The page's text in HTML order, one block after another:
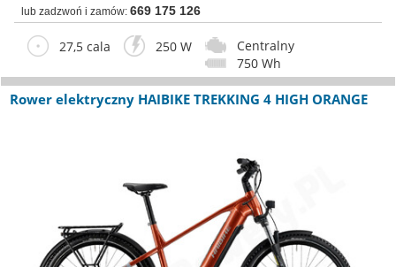
lub zadzwoń i zamów: 669 175 126
27,5 cala 250 W
Centralny
750 Wh
Rower elektryczny HAIBIKE TREKKING 4 HIGH ORANGE